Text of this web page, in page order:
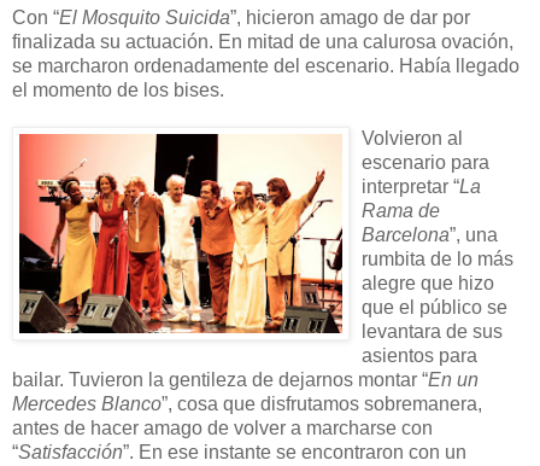
Con “El Mosquito Suicida”, hicieron amago de dar por
finalizada su actuación. En mitad de una calurosa ovación,
se marcharon ordenadamente del escenario. Había llegado
el momento de los bises.
Volvieron al
escenario para
interpretar “La
Rama de
Barcelona”, una
rumbita de lo más
alegre que hizo
que el público se
levantara de sus
asientos para
bailar. Tuvieron la gentileza de dejarnos montar “En un
Mercedes Blanco”, cosa que disfrutamos sobremanera,
antes de hacer amago de volver a marcharse con
“Satisfacción”. En ese instante se encontraron con un